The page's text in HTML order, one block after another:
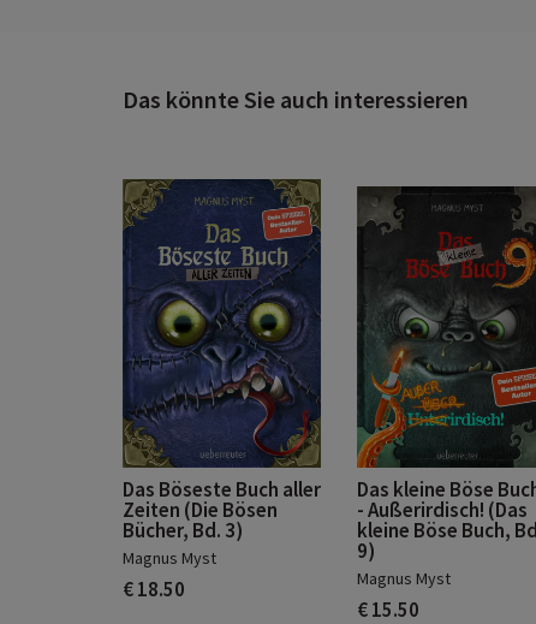
Das könnte Sie auch interessieren
Das Böseste Buch aller
Zeiten (Die Bösen
Bücher, Bd. 3)
Magnus Myst
€ 18.50
Das kleine Böse
- Außerirdisch! (Das
kleine Böse Buch,
9)
Magnus Myst
€ 15.50